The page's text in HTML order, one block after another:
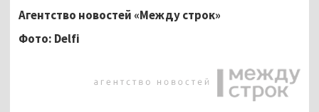
Агентство новостей «Между строк»
Фото: Delfi